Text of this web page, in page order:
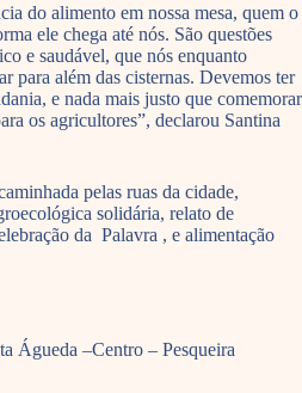
do alimento em nossa mesa, quem o
ele chega até nós. São questões
e saudável, que nós enquanto
para além das cisternas. Devemos ter
e nada mais justo que comemorar
os agricultores”, declarou Santina
pelas ruas da cidade,
solidária, relato de
da Palavra , e alimentação
Águeda –Centro – Pesqueira